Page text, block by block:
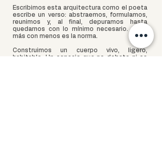
Escribimos esta arquitectura como el poeta
escribe un verso: abstraemos, formulamos,
reunimos y, al final, depuramos hasta
quedarnos con lo mínimo necesario. Decir
más con menos es la norma.
Construimos un cuerpo vivo, ligero,
habitable. Un espacio que no debate ni se